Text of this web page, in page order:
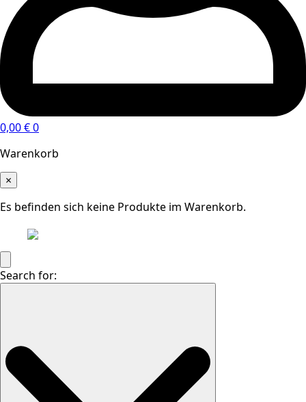
0,00€0
Warenkorb
×
Es befinden sich keine Produkte im Warenkorb.
Search for: